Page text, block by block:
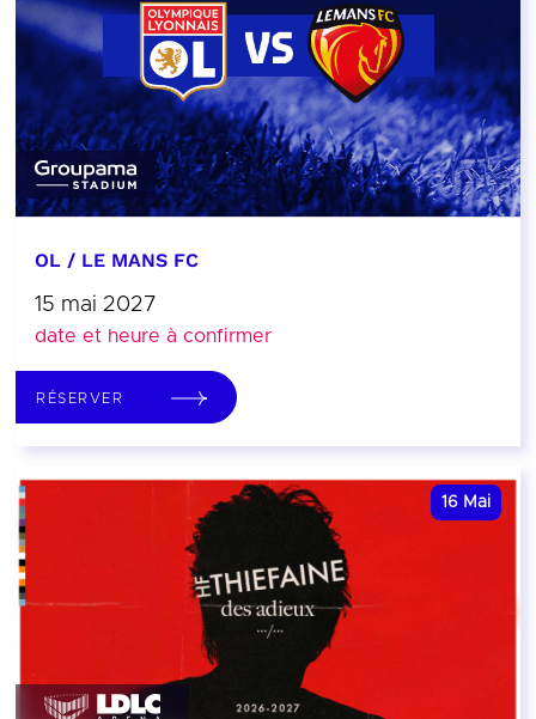
OL / LE MANS FC
15 mai 2027
date et heure à confirmer
RÉSERVER
16 Mai